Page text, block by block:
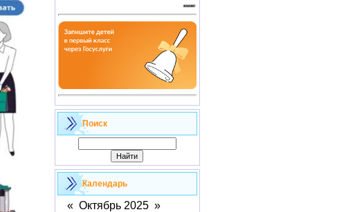
Поиск
Календарь
« Октябрь 2025 »